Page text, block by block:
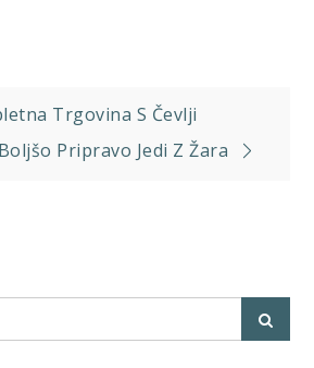
Trgovina S Čevlji
Pripravo Jedi Z Žara